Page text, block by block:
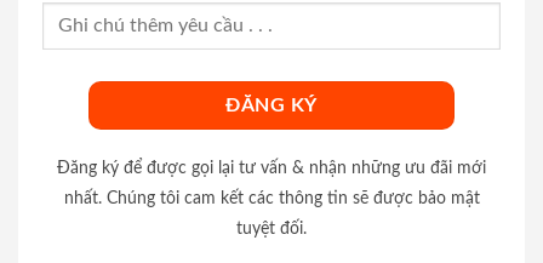
Đăng ký để được gọi lại tư vấn & nhận những ưu đãi mới
nhất. Chúng tôi cam kết các thông tin sẽ được bảo mật
tuyệt đối.